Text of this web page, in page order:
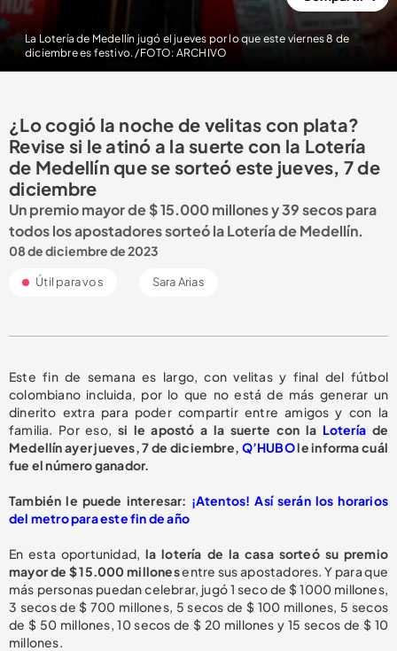
La Lotería de Medellín jugó el jueves por lo que este viernes 8 de
diciembre es festivo. /FOTO: ARCHIVO
¿Lo cogió la noche de velitas con plata?
Revise si le atinó a la suerte con la Lotería
de Medellín que se sorteó este jueves, 7 de
diciembre
Un premio mayor de $ 15.000 millones y 39 secos para
todos los apostadores sorteó la Lotería de Medellín.
08 de diciembre de 2023
Útil para vos Sara Arias
Este fin de semana es largo, con velitas y final del fútbol
colombiano incluida, por lo que no está de más generar un
dinerito extra para poder compartir entre amigos y con la
familia. Por eso, si le apostó a la suerte con la Lotería de
Medellín ayer jueves, 7 de diciembre, Q’HUBOle informa cuál
fue el número ganador.
También le puede interesar: ¡Atentos! Así serán los horarios
del metro para este fin de año
En esta oportunidad,la lotería de la casa sorteó su premio
mayor de $ 15.000 millonesentre sus apostadores. Y para que
más personas puedan celebrar, jugó 1 seco de $ 1000 millones,
3 secos de $ 700 millones, 5 secos de $ 100 millones, 5 secos
de $ 50 millones, 10 secos de $ 20 millones y 15 secos de $ 10
millones.